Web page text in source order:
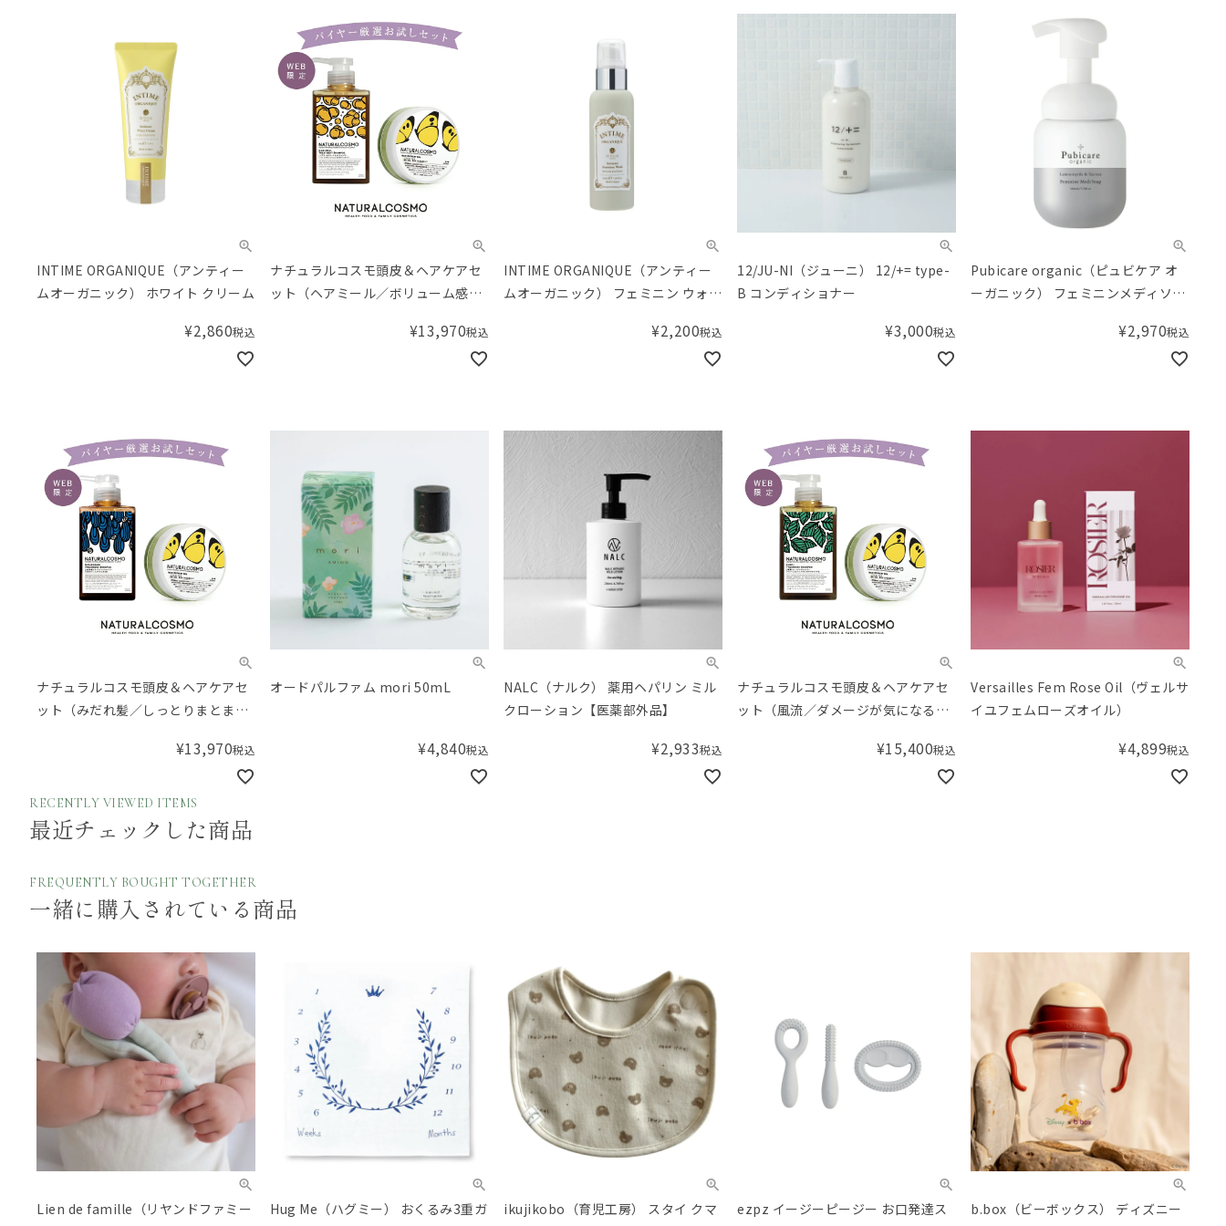
INTIME ORGANIQUE（アンティー
ムオーガニック） ホワイト クリーム
¥2,860税込
ナチュラルコスモ頭皮＆ヘアケアセ
ット（ヘアミール／ボリューム感が
¥13,970税込
INTIME ORGANIQUE（アンティー
ムオーガニック） フェミニン ウォッ
¥2,200税込
12/JU-NI（ジューニ） 12/+= type-
B コンディショナー
¥3,000税込
Pubicare organic（ピュビケア オ
ーガニック） フェミニンメディソー
¥2,970税込
ナチュラルコスモ頭皮＆ヘアケアセ
ット（みだれ髪／しっとりまとまる
¥13,970税込
オードパルファム mori 50mL
¥4,840税込
NALC（ナルク） 薬用ヘパリン ミル
クローション【医薬部外品】
¥2,933税込
ナチュラルコスモ頭皮＆ヘアケアセ
ット（風流／ダメージが気になる方
¥15,400税込
Versailles Fem Rose Oil（ヴェルサ
イユフェムローズオイル）
¥4,899税込
RECENTLY VIEWED ITEMS
最近チェックした商品
FREQUENTLY BOUGHT TOGETHER
一緒に購入されている商品
Lien de famille（リヤンドファミー
Hug Me（ハグミー） おくるみ3重ガ
ikujikobo（育児工房） スタイ クマ
ezpz イージーピージー お口発達ス
b.box（ビーボックス） ディズニー